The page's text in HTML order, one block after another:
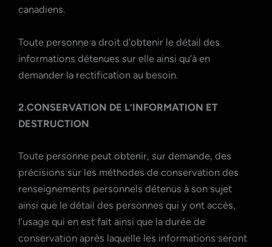
canadiens.
Toute personne a droit d’obtenir le détail des
informations détenues sur elle ainsi qu’à en
demander la rectification au besoin.
2.CONSERVATION DE L’INFORMATION ET
DESTRUCTION
Toute personne peut obtenir, sur demande, des
précisions sur les méthodes de conservation des
renseignements personnels détenus à son sujet
ainsi que le détail des personnes qui y ont accès,
l’usage qui en est fait ainsi que la durée de
conservation après laquelle les informations seront